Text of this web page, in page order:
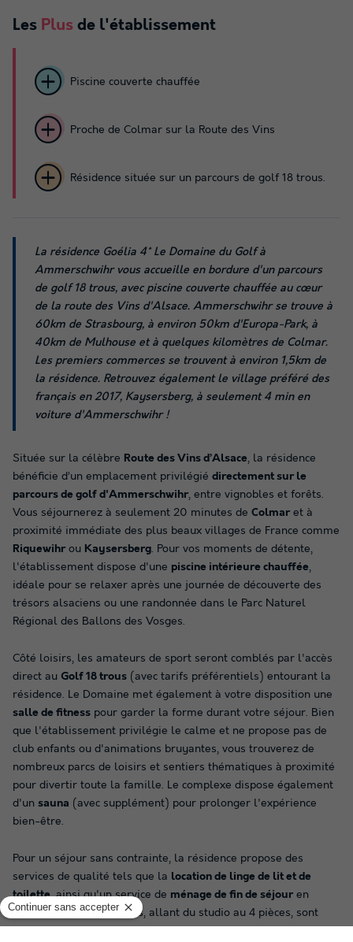
Les Plus de l'établissement
Piscine couverte chauffée
Proche de Colmar sur la Route des Vins
Résidence située sur un parcours de golf 18 trous.
La résidence Goélia 4* Le Domaine du Golf à
Ammerschwihr vous accueille en bordure d'un parcours
de golf 18 trous, avec piscine couverte chauffée au cœur
de la route des Vins d'Alsace. Ammerschwihr se trouve à
60km de Strasbourg, à environ 50km d'Europa-Park, à
40km de Mulhouse et à quelques kilomètres de Colmar.
Les premiers commerces se trouvent à environ 1,5km de
la résidence. Retrouvez également le village préféré des
français en 2017, Kaysersberg, à seulement 4 min en
voiture d'Ammerschwihr !
Située sur la célèbre Route des Vins d’Alsace, la résidence
bénéficie d’un emplacement privilégié directement sur le
parcours de golf d'Ammerschwihr, entre vignobles et forêts.
Vous séjournerez à seulement 20 minutes de Colmar et à
proximité immédiate des plus beaux villages de France comme
Riquewihr ou Kaysersberg. Pour vos moments de détente,
l'établissement dispose d'une piscine intérieure chauffée,
idéale pour se relaxer après une journée de découverte des
trésors alsaciens ou une randonnée dans le Parc Naturel
Régional des Ballons des Vosges.
Côté loisirs, les amateurs de sport seront comblés par l'accès
direct au Golf 18 trous (avec tarifs préférentiels) entourant la
résidence. Le Domaine met également à votre disposition une
salle de fitness pour garder la forme durant votre séjour. Bien
que l'établissement privilégie le calme et ne propose pas de
club enfants ou d'animations bruyantes, vous trouverez de
nombreux parcs de loisirs et sentiers thématiques à proximité
pour divertir toute la famille. Le complexe dispose également
d'un sauna (avec supplément) pour prolonger l'expérience
bien-être.
Pour un séjour sans contrainte, la résidence propose des
services de qualité tels que la location de linge de lit et de
toilette, ainsi qu'un service de ménage de fin de séjour en
option. Les appartements, allant du studio au 4 pièces, sont